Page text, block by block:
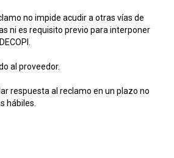
no impide acudir a otras vías de
ni es requisito previo para interponer
al proveedor.
respuesta al reclamo en un plazo no
hábiles.